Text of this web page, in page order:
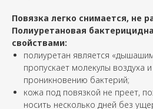
Повязка легко снимается, не
Полиуретановая
свойствами:
полиуретан является
пропускает молекулы воздуха
проникновению бактерий;
кожа под повязкой не преет,
носить несколько дней без